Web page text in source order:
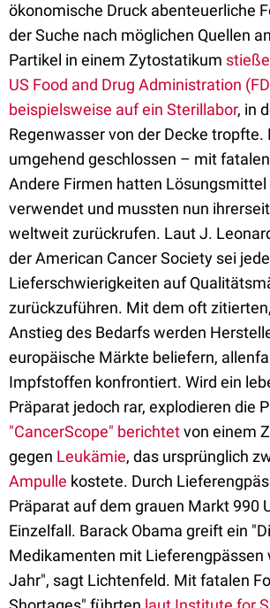
ökonomische Druck abenteuerliche
der Suche nach möglichen Quellen
Partikel in einem Zytostatikum
US Food and Drug Administration
beispielsweise auf ein Sterillabor, in
Regenwasser von der Decke tropfte.
umgehend geschlossen – mit
Andere Firmen hatten
verwendet und mussten nun
weltweit zurückrufen. Laut J.
der American Cancer Society sei
Lieferschwierigkeiten auf
zurückzuführen. Mit dem oft
Anstieg des Bedarfs werden
europäische Märkte beliefern,
Impfstoffen konfrontiert. Wird ein
Präparat jedoch rar, explodieren die
"CancerScope" berichtetvon einem
gegen Leukämie, das ursprünglich
Ampulle kostete. Durch
Präparat auf dem grauen Markt 990
Einzelfall. Barack Obama greift ein
Medikamenten mit Lieferengpässen
Jahr", sagt Lichtenfeld. Mit fatalen